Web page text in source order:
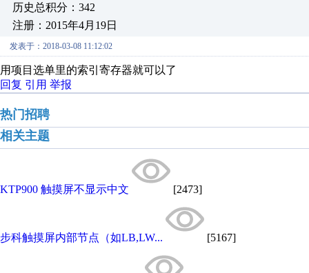
历史总积分：342
注册：2015年4月19日
发表于：2018-03-08 11:12:02
用项目选单里的索引寄存器就可以了
回复 引用 举报
热门招聘
相关主题
KTP900 触摸屏不显示中文 [2473]
步科触摸屏内部节点（如LB,LW... [5167]